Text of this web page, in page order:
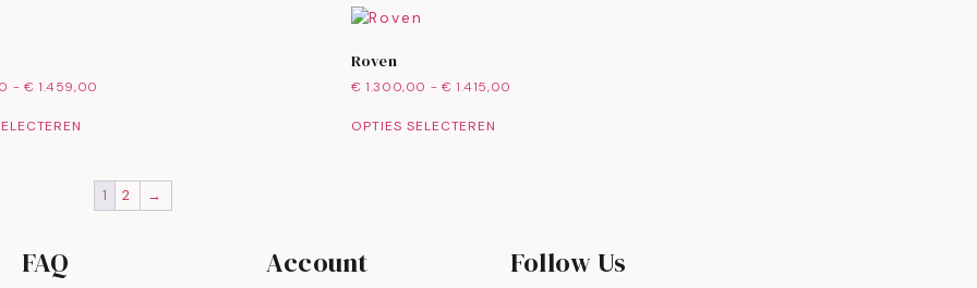
- € 1.459,00
Roven
€ 1.300,00 - € 1.415,00
OPTIES SELECTEREN
1 2 →
FAQ Account Follow Us